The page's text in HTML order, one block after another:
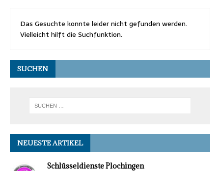
Das Gesuchte konnte leider nicht gefunden werden.
Vielleicht hilft die Suchfunktion.
SUCHEN
NEUESTE ARTIKEL
Schlüsseldienste Plochingen